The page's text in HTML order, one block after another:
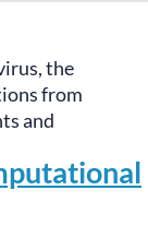
the
from
and